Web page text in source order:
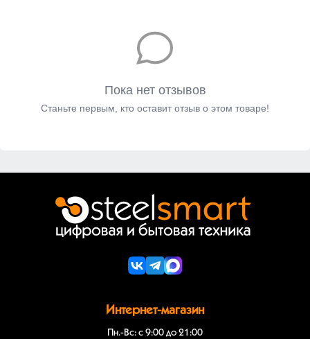
Пока нет отзывов
Станьте первым, кто оставит отзыв о этом товаре!
Интернет-магазин
Пн.-Вс: с 9:00 до 21:00